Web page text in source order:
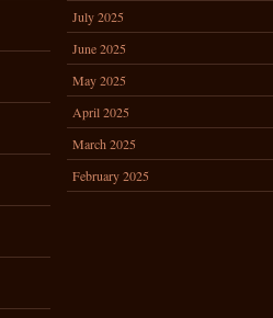
July 2025
June 2025
May 2025
April 2025
March 2025
February 2025